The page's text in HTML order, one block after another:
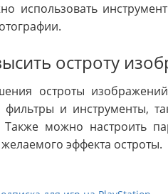
использовать
остроту
остроты
фильтры и инструменты,
Также можно настроить
эффекта остроты.